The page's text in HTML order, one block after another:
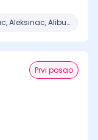
Ada, Aleksandrovac, Aleksinac, Alibunar, Apatin + 206 mesta
Prvi posao